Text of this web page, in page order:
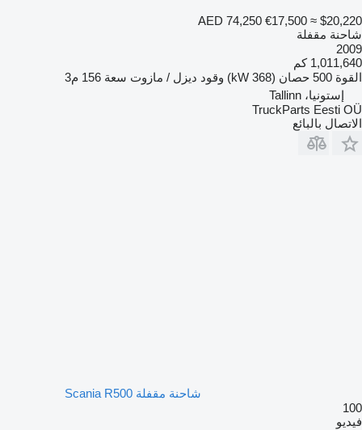
AED 74,250 €17,500 ≈ $20,220
شاحنة مقفلة
2009
1,011,640 كم
القوة 500 حصان (368 kW) وقود ديزل / مازوت سعة 156 م3
إستونيا، Tallinn
TruckParts Eesti OÜ
الاتصال بالبائع
شاحنة مقفلة Scania R500
100
فيديو